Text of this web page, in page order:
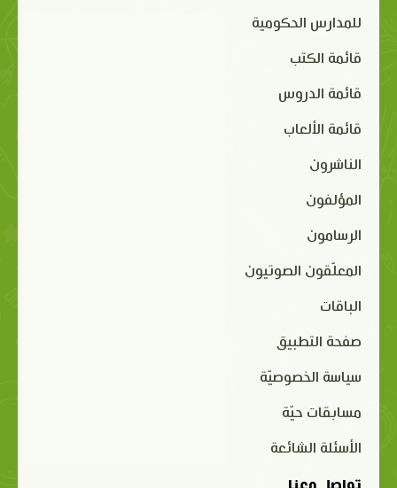
للمدارس الحكومية
قائمة الكتب
قائمة الدروس
قائمة الألعاب
الناشرون
المؤلفون
الرسامون
المعلّقون الصوتيون
الباقات
صفحة التطبيق
سياسة الخصوصيّة
مسابقات حيّة
الأسئلة الشائعة